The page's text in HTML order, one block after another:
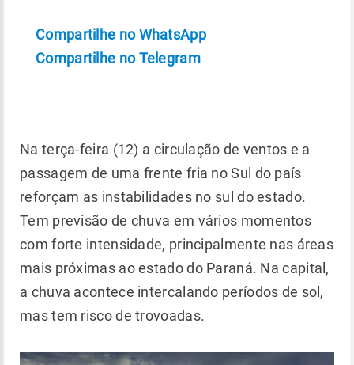
Compartilhe no WhatsApp
Compartilhe no Telegram
Na terça-feira (12) a circulação de ventos e a
passagem de uma frente fria no Sul do país
reforçam as instabilidades no sul do estado.
Tem previsão de chuva em vários momentos
com forte intensidade, principalmente nas áreas
mais próximas ao estado do Paraná. Na capital,
a chuva acontece intercalando períodos de sol,
mas tem risco de trovoadas.